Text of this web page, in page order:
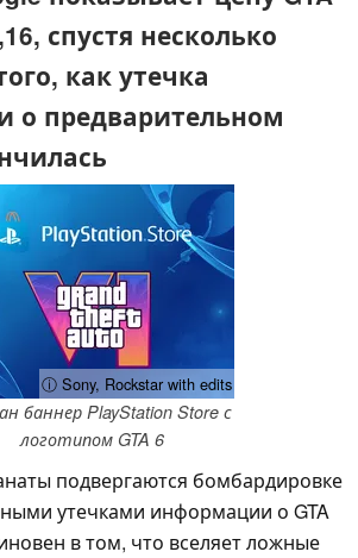
спустя несколько
как утечка
о предварительном
ⓘ Sony, Rockstar with edits
баннер PlayStation Store с
логотипом GTA 6
подвергаются бомбардировке
утечками информации о GTA
в том, что вселяет ложные